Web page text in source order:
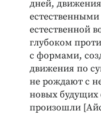
дней,
естественной
глубоком
с формами,
движения по
не рождают с
новых
произошли